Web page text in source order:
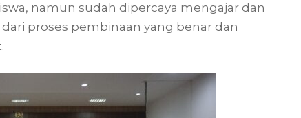
namun sudah dipercaya mengajar dan
proses pembinaan yang benar dan